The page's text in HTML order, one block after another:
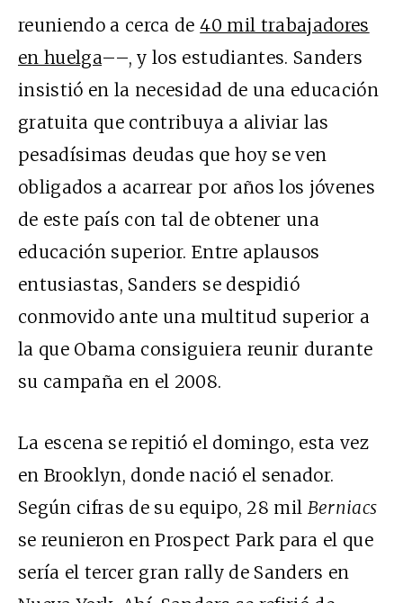
reuniendo a cerca de40 mil trabajadores
en huelga––, y los estudiantes. Sanders
insistió en la necesidad de una educación
gratuita que contribuya a aliviar las
pesadísimas deudas que hoy se ven
obligados a acarrear por años los jóvenes
de este país con tal de obtener una
educación superior. Entre aplausos
entusiastas, Sanders se despidió
conmovido ante una multitud superior a
la que Obama consiguiera reunir durante
su campaña en el 2008.
La escena se repitió el domingo, esta vez
en Brooklyn, donde nació el senador.
Según cifras de su equipo, 28 mil Berniacs
se reunieron en Prospect Park para el que
sería el tercer gran rally de Sanders en